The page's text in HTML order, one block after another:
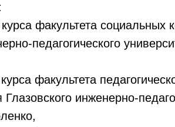
факультета социальных
педагогического
факультета
инженерно-